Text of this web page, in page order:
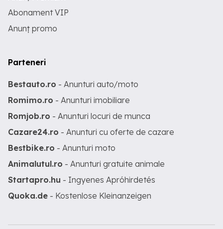
Abonament VIP
Anunț promo
Parteneri
Bestauto.ro - Anunturi auto/moto
Romimo.ro - Anunturi imobiliare
Romjob.ro - Anunturi locuri de munca
Cazare24.ro - Anunturi cu oferte de cazare
Bestbike.ro - Anunturi moto
Animalutul.ro - Anunturi gratuite animale
Startapro.hu - Ingyenes Apróhirdetés
Quoka.de - Kostenlose Kleinanzeigen